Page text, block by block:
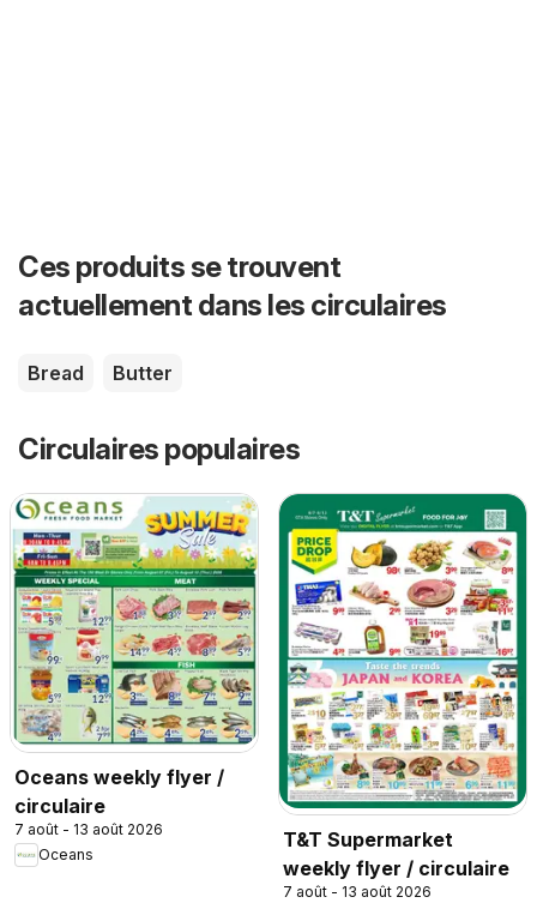
Ces produits se trouvent
actuellement dans les circulaires
Bread Butter
Circulaires populaires
Oceans weekly flyer /
circulaire
7 août - 13 août 2026
Oceans
T&T Supermarket
weekly flyer / circulaire
7 août - 13 août 2026